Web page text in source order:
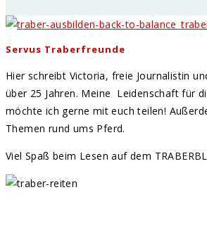
Servus Traberfreunde
Hier schreibt Victoria, freie Journalistin
über 25 Jahren. Meine Leidenschaft für
möchte ich gerne mit euch teilen!
Themen rund ums Pferd.
Viel Spaß beim Lesen auf dem